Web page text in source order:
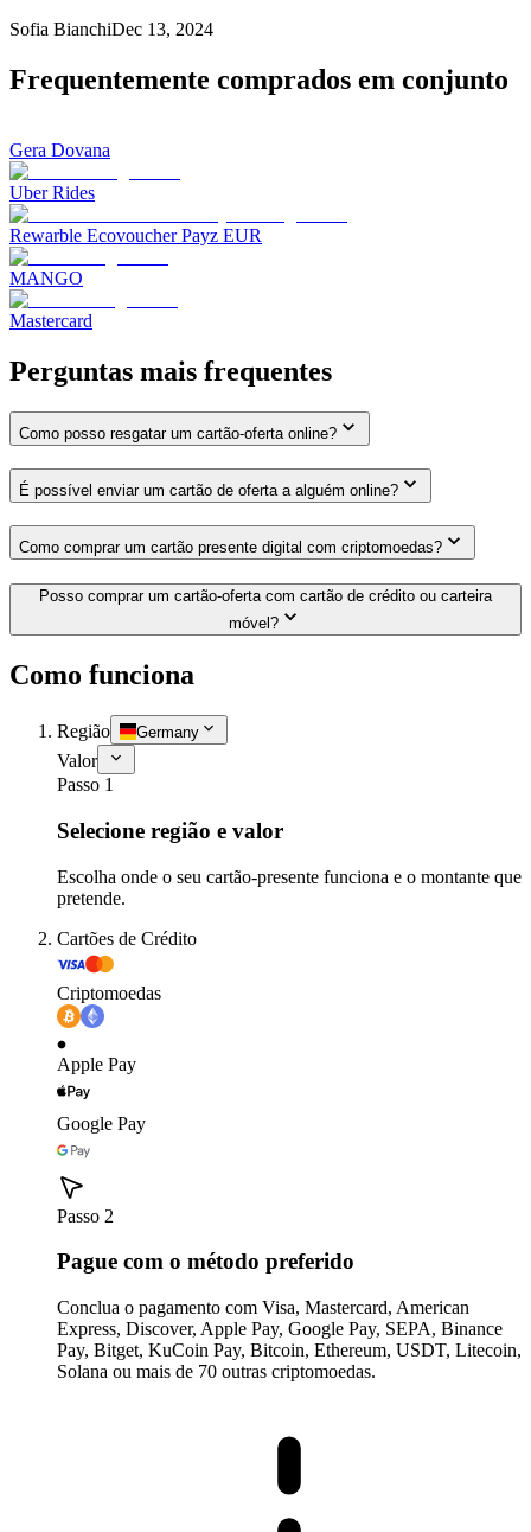
Sofia BianchiDec 13, 2024
Frequentemente comprados em conjunto
Gera Dovana
Uber Rides
Rewarble Ecovoucher Payz EUR
MANGO
Mastercard
Perguntas mais frequentes
Como posso resgatar um cartão-oferta online?
É possível enviar um cartão de oferta a alguém online?
Como comprar um cartão presente digital com criptomoedas?
Posso comprar um cartão-oferta com cartão de crédito ou carteira
móvel?
Como funciona
Região Germany
Valor
Passo 1
Selecione região e valor
Escolha onde o seu cartão-presente funciona e o montante que
pretende.
Cartões de Crédito
Criptomoedas
Apple Pay
Google Pay
Passo 2
Pague com o método preferido
Conclua o pagamento com Visa, Mastercard, American
Express, Discover, Apple Pay, Google Pay, SEPA, Binance
Pay, Bitget, KuCoin Pay, Bitcoin, Ethereum, USDT, Litecoin,
Solana ou mais de 70 outras criptomoedas.